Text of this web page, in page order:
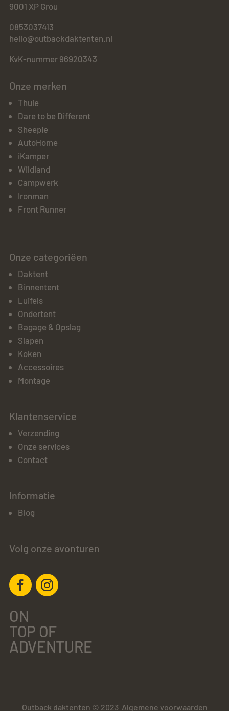
9001 XP Grou
0853037413
hello@outbackdaktenten.nl
KvK-nummer 96920343
Onze merken
Thule
Dare to be Different
Sheepie
AutoHome
iKamper
Wildland
Campwerk
Ironman
Front Runner
Onze categoriëen
Daktent
Binnentent
Luifels
Ondertent
Bagage & Opslag
Slapen
Koken
Accessoires
Montage
Klantenservice
Verzending
Onze services
Contact
Informatie
Blog
Volg onze avonturen
ON
TOP OF
ADVENTURE
Outback daktenten © 2023 Algemene voorwaarden